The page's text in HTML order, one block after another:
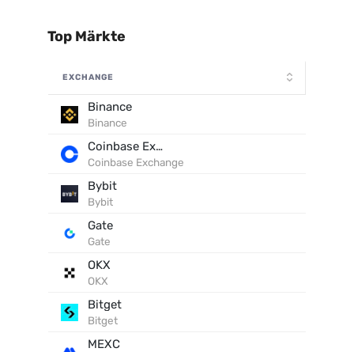
Top Märkte
EXCHANGE
Binance
Binance
Coinbase Exchange
Coinbase Exchange
Bybit
Bybit
Gate
Gate
OKX
OKX
Bitget
Bitget
MEXC